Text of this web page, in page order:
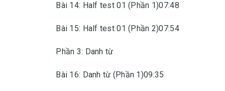
Bài 14: Half test 01 (Phần 1)07:48
Bài 15: Half test 01 (Phần 2)07:54
Phần 3: Danh từ
Bài 16: Danh từ (Phần 1)09:35